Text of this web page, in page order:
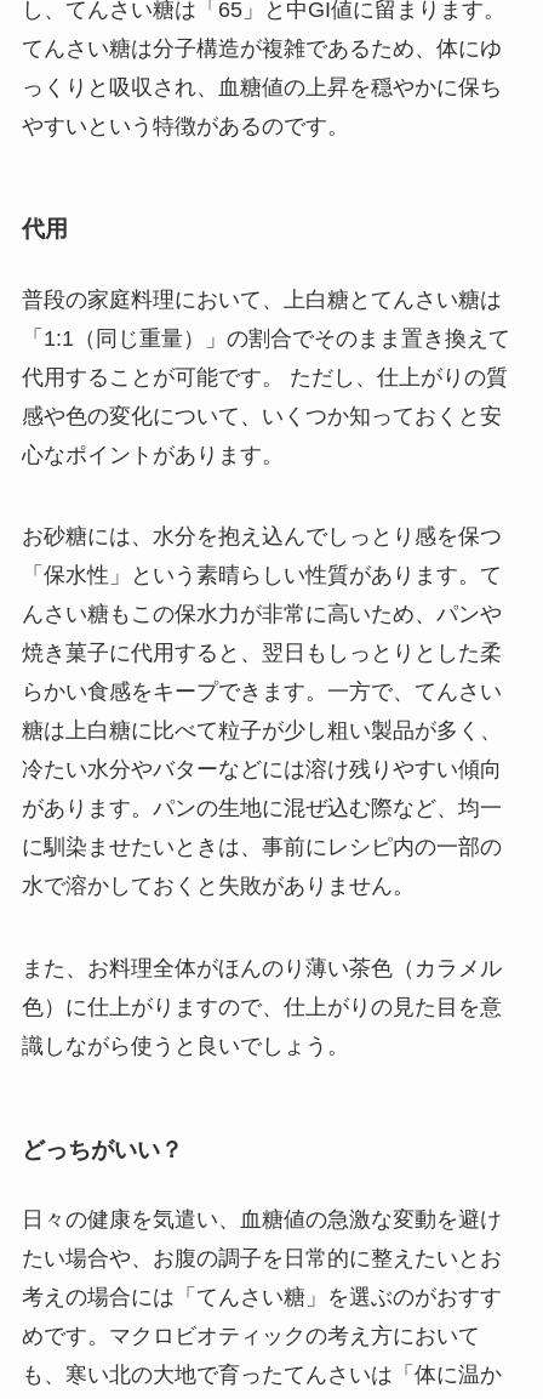
し、てんさい糖は「65」と中GI値に留まります。
てんさい糖は分子構造が複雑であるため、体にゆ
っくりと吸収され、血糖値の上昇を穏やかに保ち
やすいという特徴があるのです。
代用
普段の家庭料理において、上白糖とてんさい糖は
「1:1（同じ重量）」の割合でそのまま置き換えて
代用することが可能です。 ただし、仕上がりの質
感や色の変化について、いくつか知っておくと安
心なポイントがあります。
お砂糖には、水分を抱え込んでしっとり感を保つ
「保水性」という素晴らしい性質があります。て
んさい糖もこの保水力が非常に高いため、パンや
焼き菓子に代用すると、翌日もしっとりとした柔
らかい食感をキープできます。一方で、てんさい
糖は上白糖に比べて粒子が少し粗い製品が多く、
冷たい水分やバターなどには溶け残りやすい傾向
があります。パンの生地に混ぜ込む際など、均一
に馴染ませたいときは、事前にレシピ内の一部の
水で溶かしておくと失敗がありません。
また、お料理全体がほんのり薄い茶色（カラメル
色）に仕上がりますので、仕上がりの見た目を意
識しながら使うと良いでしょう。
どっちがいい？
日々の健康を気遣い、血糖値の急激な変動を避け
たい場合や、お腹の調子を日常的に整えたいとお
考えの場合には「てんさい糖」を選ぶのがおすす
めです。マクロビオティックの考え方において
も、寒い北の大地で育ったてんさいは「体に温か